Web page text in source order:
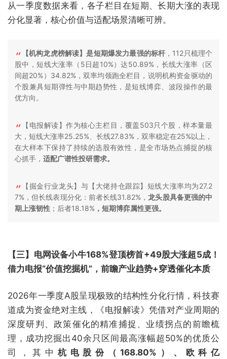
从一季度数据来看，各子栏目在短期、长期大涨的表现
分化显著，核心价值与适配场景清晰可辨。
【机构龙虎榜解读】是短期爆发力最强的标杆 ，112只梳理个
股中，短线大涨率（5日超10%）达50.89%，长线大涨率（区
间超20%）34.82%，双率均领跑全栏目，说明机构资金驱动的
个股兼具短期弹性与中期趋势性，是短线博弈、波段操作的最
优方向。
【电报解读】作为核心主栏目，覆盖503只个股，样本量最
大，短线大涨率25.25%、长线27.83%，双率稳定在25%以上，
在大样本下保持了持续的选股有效性，是全市场热点捕捉的核
心抓手， 适配广谱性投研需求。
【掘金行业龙头】与【大佬持仓跟踪】短线大涨率均为27.2
7%，但长线表现分化：前者长线31.82%，龙头股具备更强的中
期上涨韧性 ；后者18.18% ，短期博弈属性更强。
【三】电网设备小牛168%登顶榜首+49股大涨超5成！
借力电报“价值挖掘机”，前瞻产业趋势+穿透催化本质
2026年一季度A股呈现极致的结构性分化行情，科技赛
道成为资金绝对主线，《电报解读》凭借对产业周期的
深度研判、政策催化的精准捕捉、业绩拐点的前瞻梳
理，成功挖掘出40余只区间最高涨幅超50%的优质公
司，其中 杭电股份（168.80%）、欧科亿